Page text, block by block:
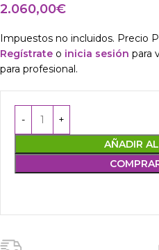
2.060,00€
Impuestos no incluidos. Precio
Regístrate o inicia sesión para
para profesional.
AÑADIR